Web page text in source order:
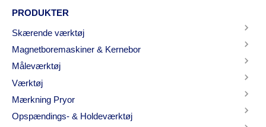
PRODUKTER
Skærende værktøj
Magnetboremaskiner & Kernebor
Måleværktøj
Værktøj
Mærkning Pryor
Opspændings- & Holdeværktøj